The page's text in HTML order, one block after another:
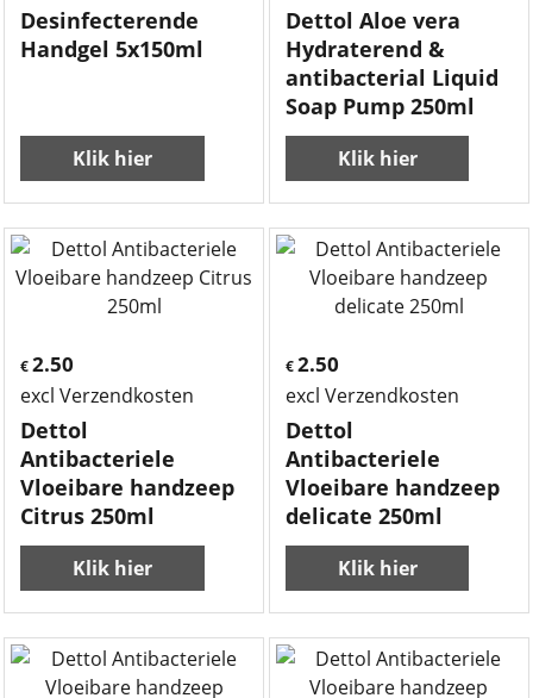
Desinfecterende
Handgel 5x150ml
Klik hier
Dettol Aloe vera
Hydraterend &
antibacterial Liquid
Soap Pump 250ml
Klik hier
€ 2.50
excl Verzendkosten
Dettol
Antibacteriele
Vloeibare handzeep
Citrus 250ml
Klik hier
€2.50
excl Verzendkosten
Dettol
Antibacteriele
Vloeibare handzeep
delicate 250ml
Klik hier